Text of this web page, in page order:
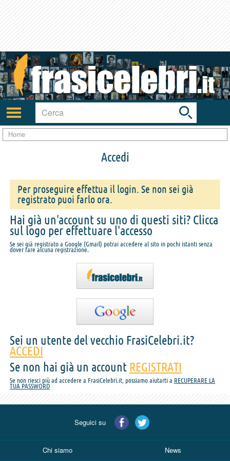
Attiva/disattiva
navigazione
Toggle
search
bar
Home
Accedi
Per proseguire effettua il login. Se non sei già
registrato puoi farlo ora.
Hai già un'account su uno di questi siti? Clicca
sul logo per effettuare l'accesso
Se sei già registrato a Google (Gmail) potrai accedere al sito in pochi istanti senza
dover fare alcuna registrazione.
Sei un utente del vecchio FrasiCelebri.it?
ACCEDI
Se non hai già un account REGISTRATI
Se non riesci più ad accedere a FrasiCelebri.it, possiamo aiutarti a RECUPERARE LA
TUA PASSWORD
Seguici su
Chi siamo News